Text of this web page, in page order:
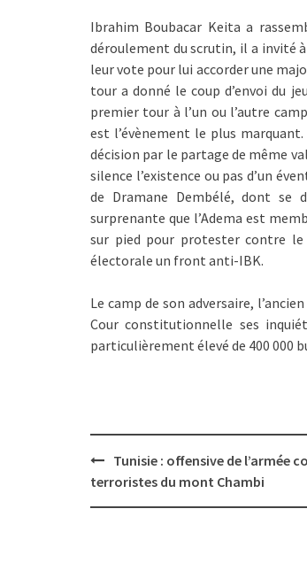
Ibrahim Boubacar Keita a
déroulement du scrutin, il a invité
leur vote pour lui accorder une
tour a donné le coup d’envoi du
premier tour à l’un ou l’autre
est l’évènement le plus
décision par le partage de même
silence l’existence ou pas d’un
de Dramane Dembélé, dont se
surprenante que l’Adema est
sur pied pour protester contre le
électorale un front anti-IBK.
Le camp de son adversaire,
Cour constitutionnelle ses
particulièrement élevé de 400 000
Post
navigation
Tunisie : offensive de l’armée
terroristes du mont Chambi